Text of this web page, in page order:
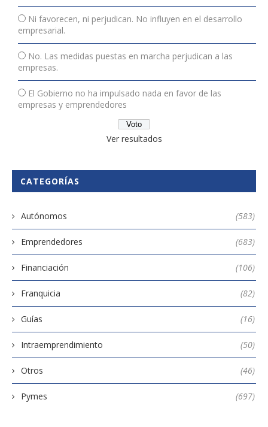
Ni favorecen, ni perjudican. No influyen en el desarrollo
empresarial.
No. Las medidas puestas en marcha perjudican a las
empresas.
El Gobierno no ha impulsado nada en favor de las
empresas y emprendedores
Ver resultados
CATEGORÍAS
Autónomos (583)
Emprendedores (683)
Financiación (106)
Franquicia (82)
Guías (16)
Intraemprendimiento (50)
Otros (46)
Pymes (697)